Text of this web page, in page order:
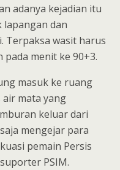
adanya kejadian itu
dan
Terpaksa wasit harus
menit ke 90+3.
masuk ke ruang
air mata yang
keluar dari
mengejar para
pemain Persis
PSIM.